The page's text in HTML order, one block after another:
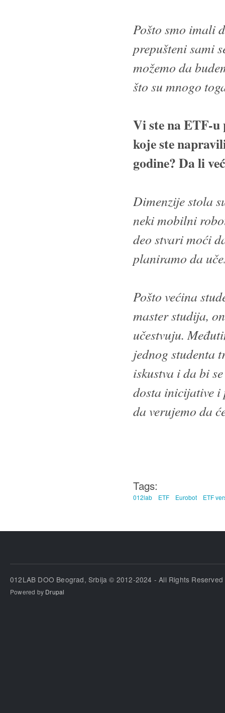
Pošto smo imali
prepušteni sami
možemo da
što su mnogo
Vi ste na ETF-
koje ste
godine? Da li
Dimenzije stola
neki mobilni
deo stvari moći
planiramo da
Pošto većina
master studija,
učestvuju.
jednog studenta
iskustva i da bi
dosta inicijative i
da verujemo da
Tags:
012lab ETF Eurobot ETF
012LAB DOO Beograd, Srbija © 2012-2024 - All Rights Reserved
Powered by Drupal